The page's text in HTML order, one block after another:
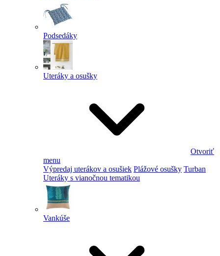
Podsedáky
Uteráky a osušky
Otvoriť
menu
Výpredaj uterákov a osušiek Plážové osušky Turban
Uteráky s vianočnou tematikou
Vankúše